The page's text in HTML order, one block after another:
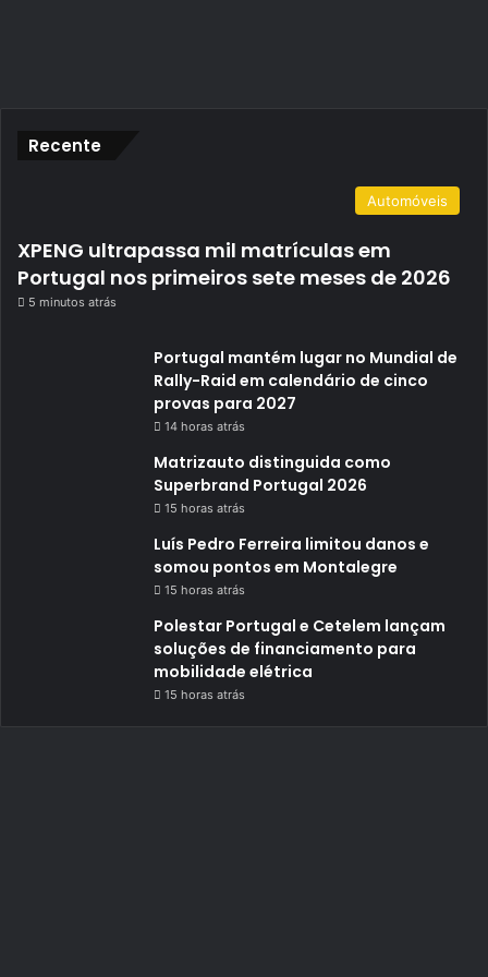
Recente
Automóveis
XPENG ultrapassa mil matrículas em
Portugal nos primeiros sete meses de 2026
5 minutos atrás
Portugal mantém lugar no Mundial de
Rally-Raid em calendário de cinco
provas para 2027
14 horas atrás
Matrizauto distinguida como
Superbrand Portugal 2026
15 horas atrás
Luís Pedro Ferreira limitou danos e
somou pontos em Montalegre
15 horas atrás
Polestar Portugal e Cetelem lançam
soluções de financiamento para
mobilidade elétrica
15 horas atrás